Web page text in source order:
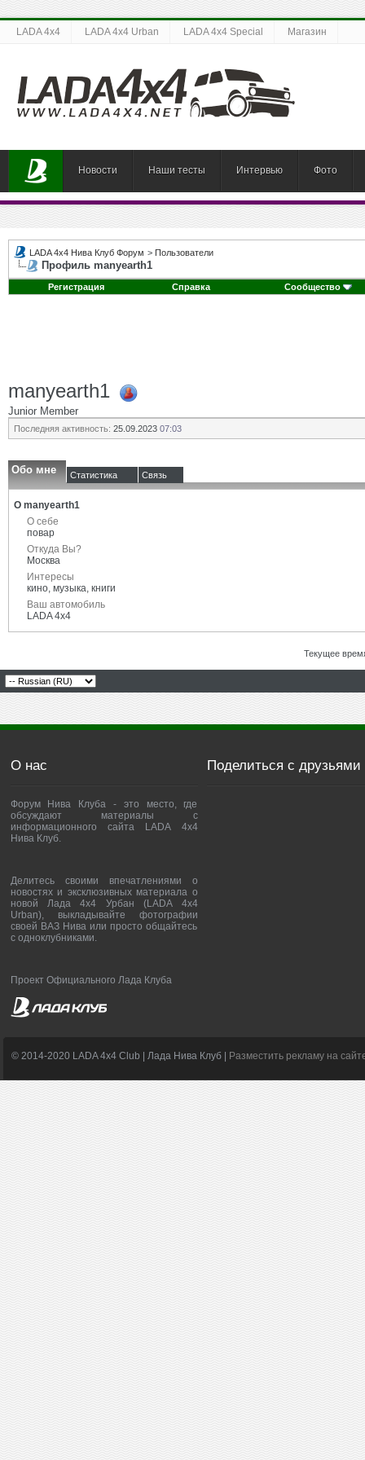
LADA 4x4 LADA 4x4 Urban LADA 4x4 Special Магазин
Новости Наши тесты Интервью Фото
LADA 4x4 Нива Клуб Форум > Пользователи
Профиль manyearth1
Регистрация Справка Сообщество
manyearth1
Junior Member
Последняя активность: 25.09.2023 07:03
Обо мне Статистика Связь
О manyearth1
О себе
повар
Откуда Вы?
Москва
Интересы
кино, музыка, книги
Ваш автомобиль
LADA 4x4
Текущее
О нас
Форум Нива Клуба - это место, где
обсуждают материалы с
информационного сайта LADA 4x4
Нива Клуб.
Делитесь своими впечатлениями о
новостях и эксклюзивных материала о
новой Лада 4х4 Урбан (LADA 4x4
Urban), выкладывайте фотографии
своей ВАЗ Нива или просто общайтесь
с одноклубниками.
Проект Официального Лада Клуба
Поделиться с друзьями
© 2014-2020 LADA 4x4 Club | Лада Нива Клуб | Разместить рекламу на